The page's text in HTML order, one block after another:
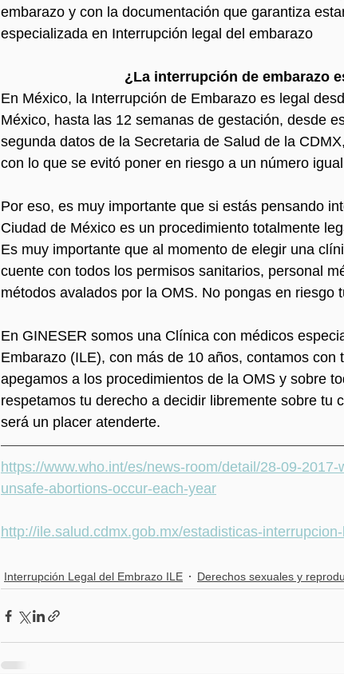
embarazo y con la documentación que garantiza
especializada en Interrupción legal del embarazo
¿La interrupción de embarazo
En México, la Interrupción de Embarazo es legal
México, hasta las 12 semanas de gestación, desde
segunda datos de la Secretaria de Salud de la
con lo que se evitó poner en riesgo a un número
Por eso, es muy importante que si estás pensando
Ciudad de México es un procedimiento totalmente
Es muy importante que al momento de elegir una
cuente con todos los permisos sanitarios, personal
métodos avalados por la OMS. No pongas en riesgo
En GINESER somos una Clínica con médicos
Embarazo (ILE), con más de 10 años, contamos con
apegamos a los procedimientos de la OMS y sobre
respetamos tu derecho a decidir libremente sobre tu
será un placer atenderte.
https://www.who.int/es/news-room/detail/28-09-
unsafe-abortions-occur-each-year
http://ile.salud.cdmx.gob.mx/estadisticas-
Interrupción Legal del Embrazo ILE Derechos sexuales y